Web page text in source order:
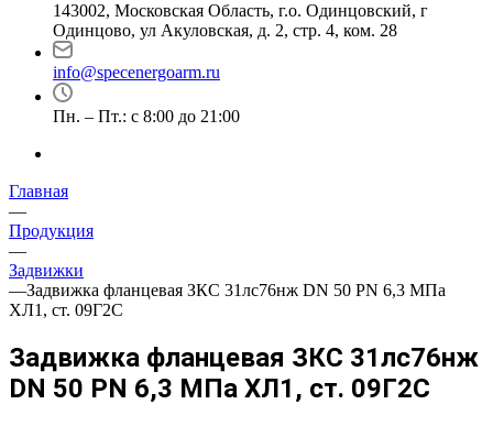
143002, Московская Область, г.о. Одинцовский, г
Одинцово, ул Акуловская, д. 2, стр. 4, ком. 28
info@specenergoarm.ru
Пн. – Пт.: с 8:00 до 21:00
Главная
—
Продукция
—
Задвижки
—Задвижка фланцевая ЗКС 31лс76нж DN 50 PN 6,3 МПа
ХЛ1, ст. 09Г2С
Задвижка фланцевая ЗКС 31лс76нж
DN 50 PN 6,3 МПа ХЛ1, ст. 09Г2С